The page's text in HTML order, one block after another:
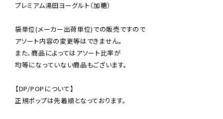
プレミアム湯田ヨーグルト（加糖）
袋単位(メーカー出荷単位)での販売ですので
アソート内容の変更等はできません。
また、商品によってはアソート比率が
均等になっていない商品もございます。
【DP/POPについて】
正規ポップは先着順となっております。